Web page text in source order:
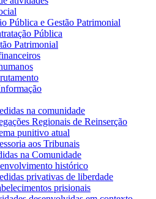
Pública e Gestão Patrimonial
Pública
Patrimonial
na comunidade
Regionais de Reinserção
punitivo atual
aos Tribunais
na Comunidade
histórico
privativas de liberdade
prisionais